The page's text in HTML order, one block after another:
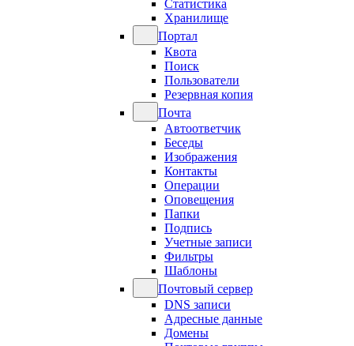
Статистика
Хранилище
Портал
Квота
Поиск
Пользователи
Резервная копия
Почта
Автоответчик
Беседы
Изображения
Контакты
Операции
Оповещения
Папки
Подпись
Учетные записи
Фильтры
Шаблоны
Почтовый сервер
DNS записи
Адресные данные
Домены